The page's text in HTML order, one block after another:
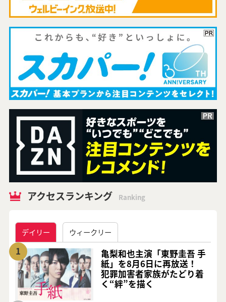
アクセスランキング Ranking
デイリー ウィークリー
1
亀梨和也主演「東野圭吾 手
紙」を8月6日に再放送！
犯罪加害者家族がたどり着
く“絆”を描く